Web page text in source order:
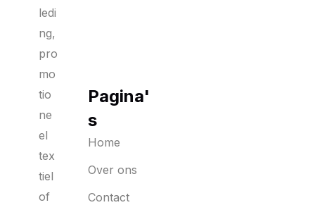
ledi
ng,
pro
mo
tio
ne
el
tex
tiel
of
Pagina'
s
Home
Over ons
Contact